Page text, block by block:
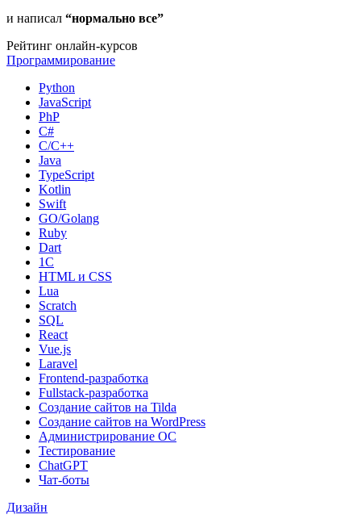
и написал “нормально все”
Рейтинг онлайн-курсов
Программирование
Python
JavaScript
PhP
C#
С/C++
Java
TypeScript
Kotlin
Swift
GO/Golang
Ruby
Dart
1С
HTML и CSS
Lua
Scratch
SQL
React
Vue.js
Laravel
Frontend-разработка
Fullstack-разработка
Создание сайтов на Tilda
Создание сайтов на WordPress
Администрирование ОС
Тестирование
ChatGPT
Чат-боты
Дизайн